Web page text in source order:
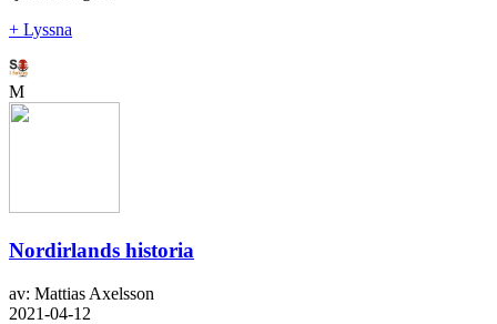
+ Lyssna
M
Nordirlands historia
av: Mattias Axelsson
2021-04-12